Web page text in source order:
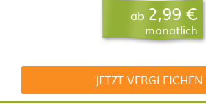
ab 2,99 €
monatlich
JETZT VERGLEICHEN